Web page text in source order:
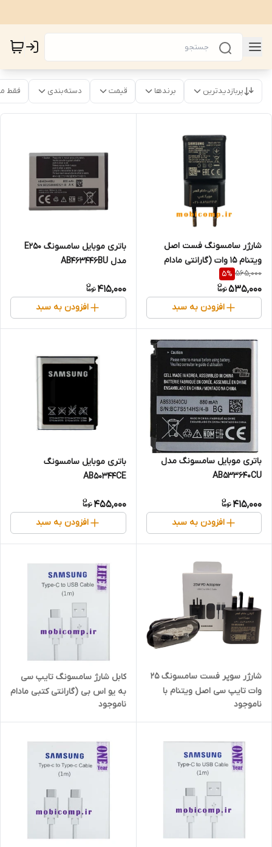
پربازدیدترین برندها قیمت دسته‌بندی فقط
شارژر سامسونگ فست اصل
ویتنام 15 وات (گارانتی مادام
2A/9V-1.67A
565,000
5%
535,000
افزودن به سبد
باتری موبایل سامسونگ E250
مدل AB463446BU
415,000
افزودن به سبد
باتری موبایل سامسونگ مدل
AB533640CU
415,000
افزودن به سبد
باتری موبایل سامسونگ
AB50344CE
455,000
افزودن به سبد
شارژر سوپر فست سامسونگ 25
وات تایپ سی اصل ویتنام با
کابل و ضمانت مادام العمر (حک
شده با لیزر روی کالا)
ناموجود
کابل شارژ سامسونگ تایپ سی
به یو اس بی (گارانتی کتبی مادام
العمر) 1 متر
ناموجود